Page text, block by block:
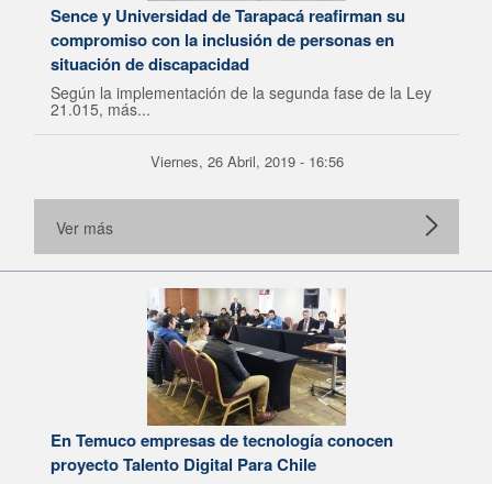
Sence y Universidad de Tarapacá reafirman su
compromiso con la inclusión de personas en
situación de discapacidad
Según la implementación de la segunda fase de la Ley
21.015, más...
Viernes, 26 Abril, 2019 - 16:56
Ver más
En Temuco empresas de tecnología conocen
proyecto Talento Digital Para Chile